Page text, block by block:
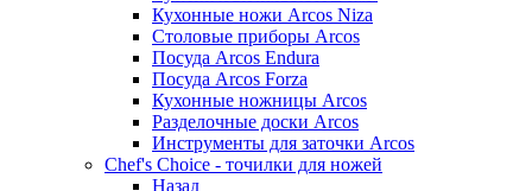
Кухонные ножи Arcos Niza
Столовые приборы Arcos
Посуда Arcos Endura
Посуда Arcos Forza
Кухонные ножницы Arcos
Разделочные доски Arcos
Инструменты для заточки Arcos
Chef's Choice - точилки для ножей
Назад